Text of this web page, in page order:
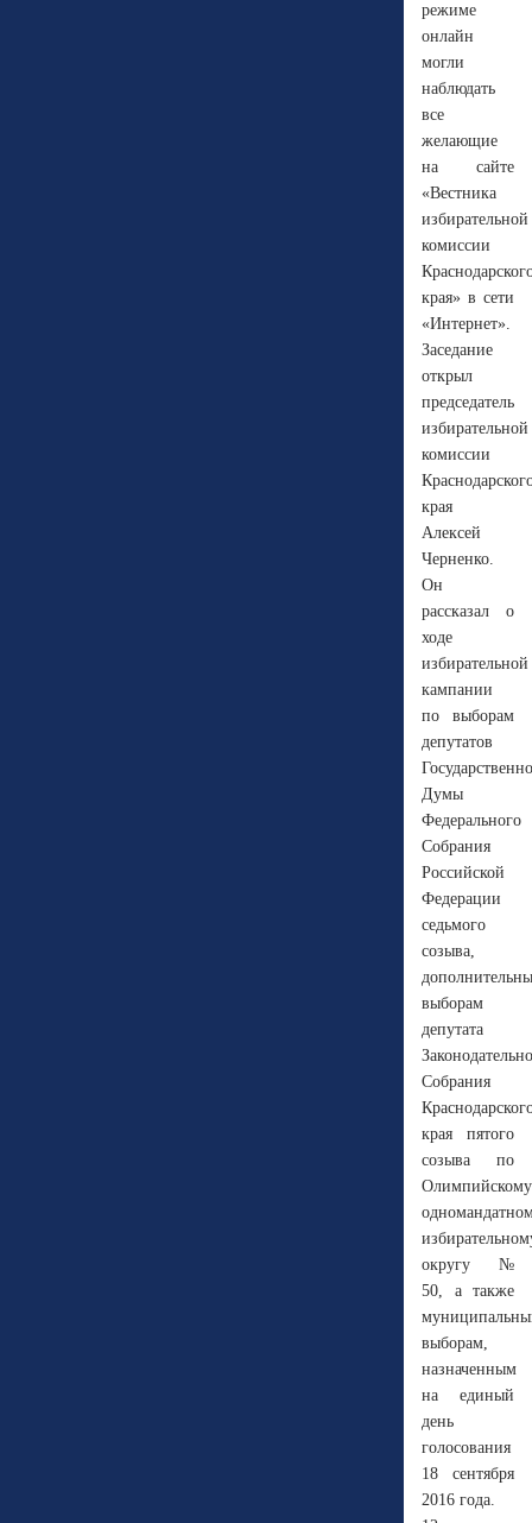
режиме
онлайн
могли
наблюдать
все
желающие
на сайте
«Вестника
избирательной
комиссии
края» в сети
«Интернет».
Заседание
открыл
председатель
избирательной
комиссии
края
Алексей
Черненко.
Он
рассказал о
ходе
избирательной
кампании
по выборам
депутатов
Думы
Федерального
Собрания
Российской
Федерации
седьмого
созыва,
выборам
депутата
Собрания
края пятого
созыва по
Олимпийскому
округу №
50, а также
выборам,
назначенным
на единый
день
голосования
18 сентября
2016 года.